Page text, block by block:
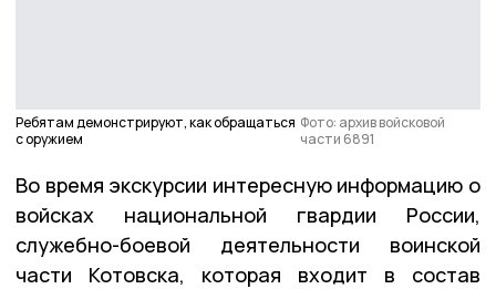
Ребятам демонстрируют, как обращаться
с оружием
Фото: архив войсковой
части 6891
Во время экскурсии интересную информацию о
войсках национальной гвардии России,
служебно-боевой деятельности воинской
части Котовска, которая входит в состав